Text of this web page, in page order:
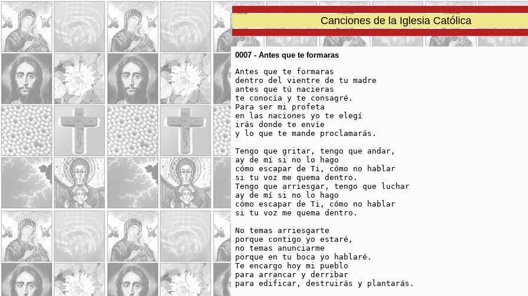
Canciones de la Iglesia Católica
0007 - Antes que te formaras
Antes que te formaras
dentro del vientre de tu madre
antes que tú nacieras
te conocía y te consagré.
Para ser mi profeta
en las naciones yo te elegí
irás donde te envíe
y lo que te mande proclamarás.
Tengo que gritar, tengo que andar,
ay de mí si no lo hago
cómo escapar de Ti, cómo no hablar
si tu voz me quema dentro.
Tengo que arriesgar, tengo que luchar
ay de mí si no lo hago
cómo escapar de Ti, cómo no hablar
si tu voz me quema dentro.
No temas arriesgarte
porque contigo yo estaré,
no temas anunciarme
porque en tu boca yo hablaré.
Te encargo hoy mi pueblo
para arrancar y derribar
para edificar, destruirás y plantarás.